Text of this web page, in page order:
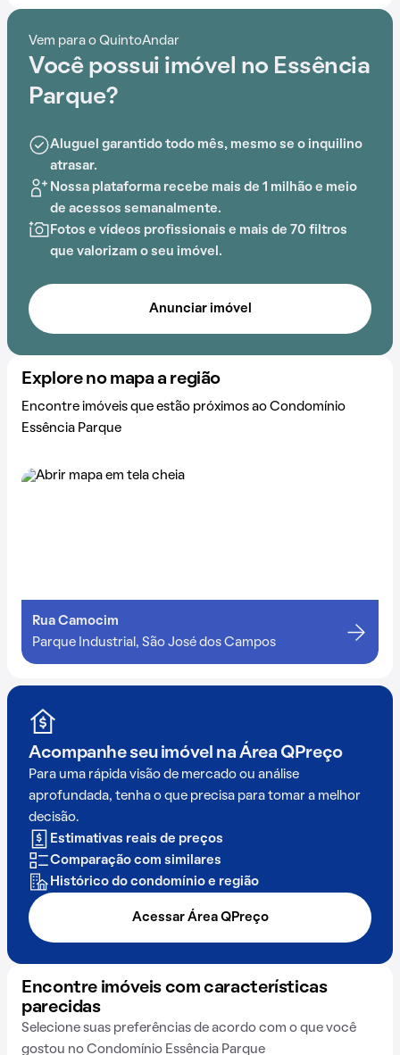
Com portaria 24 horas, elevador, academia, salão de
brinquedoteca e espaço gourmet na área comum, o
Condomínio Essência Parque é ideal para quem busca
conforto e entretenimento.
Vem para o QuintoAndar
Você possui imóvel no Essência
Parque?
Aluguel garantido todo mês, mesmo se o inquilino
atrasar.
Nossa plataforma recebe mais de 1 milhão e meio
de acessos semanalmente.
Fotos e vídeos profissionais e mais de 70 filtros
que valorizam o seu imóvel.
Anunciar imóvel
Explore no mapa a região
Encontre imóveis que estão próximos ao Condomínio
Essência Parque
Rua Camocim
Parque Industrial, São José dos Campos
Acompanhe seu imóvel na Área QPreço
Para uma rápida visão de mercado ou análise
aprofundada, tenha o que precisa para tomar a melhor
decisão.
Estimativas reais de preços
Comparação com similares
Histórico do condomínio e região
Acessar Área QPreço
Encontre imóveis com características
parecidas
Selecione suas preferências de acordo com o que você
gostou no Condomínio Essência Parque